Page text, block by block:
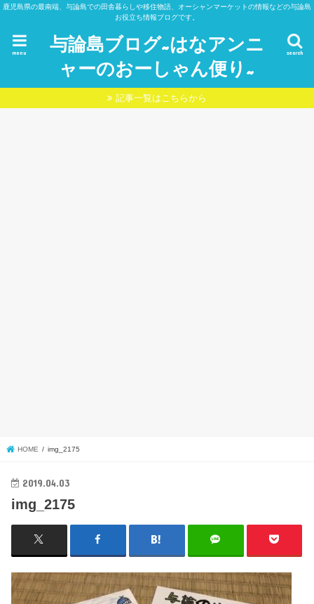
鹿児島県の最南端、与論島での田舎暮らしや移住物語、オーシャンマーケットの情報などの与論島
お役立ち情報ブログです。
与論島ブログ~はなアンニ
ャーのおーしゃん便り~
search
menu
記事一覧はこちらから
HOME img_2175
2019.04.03
img_2175